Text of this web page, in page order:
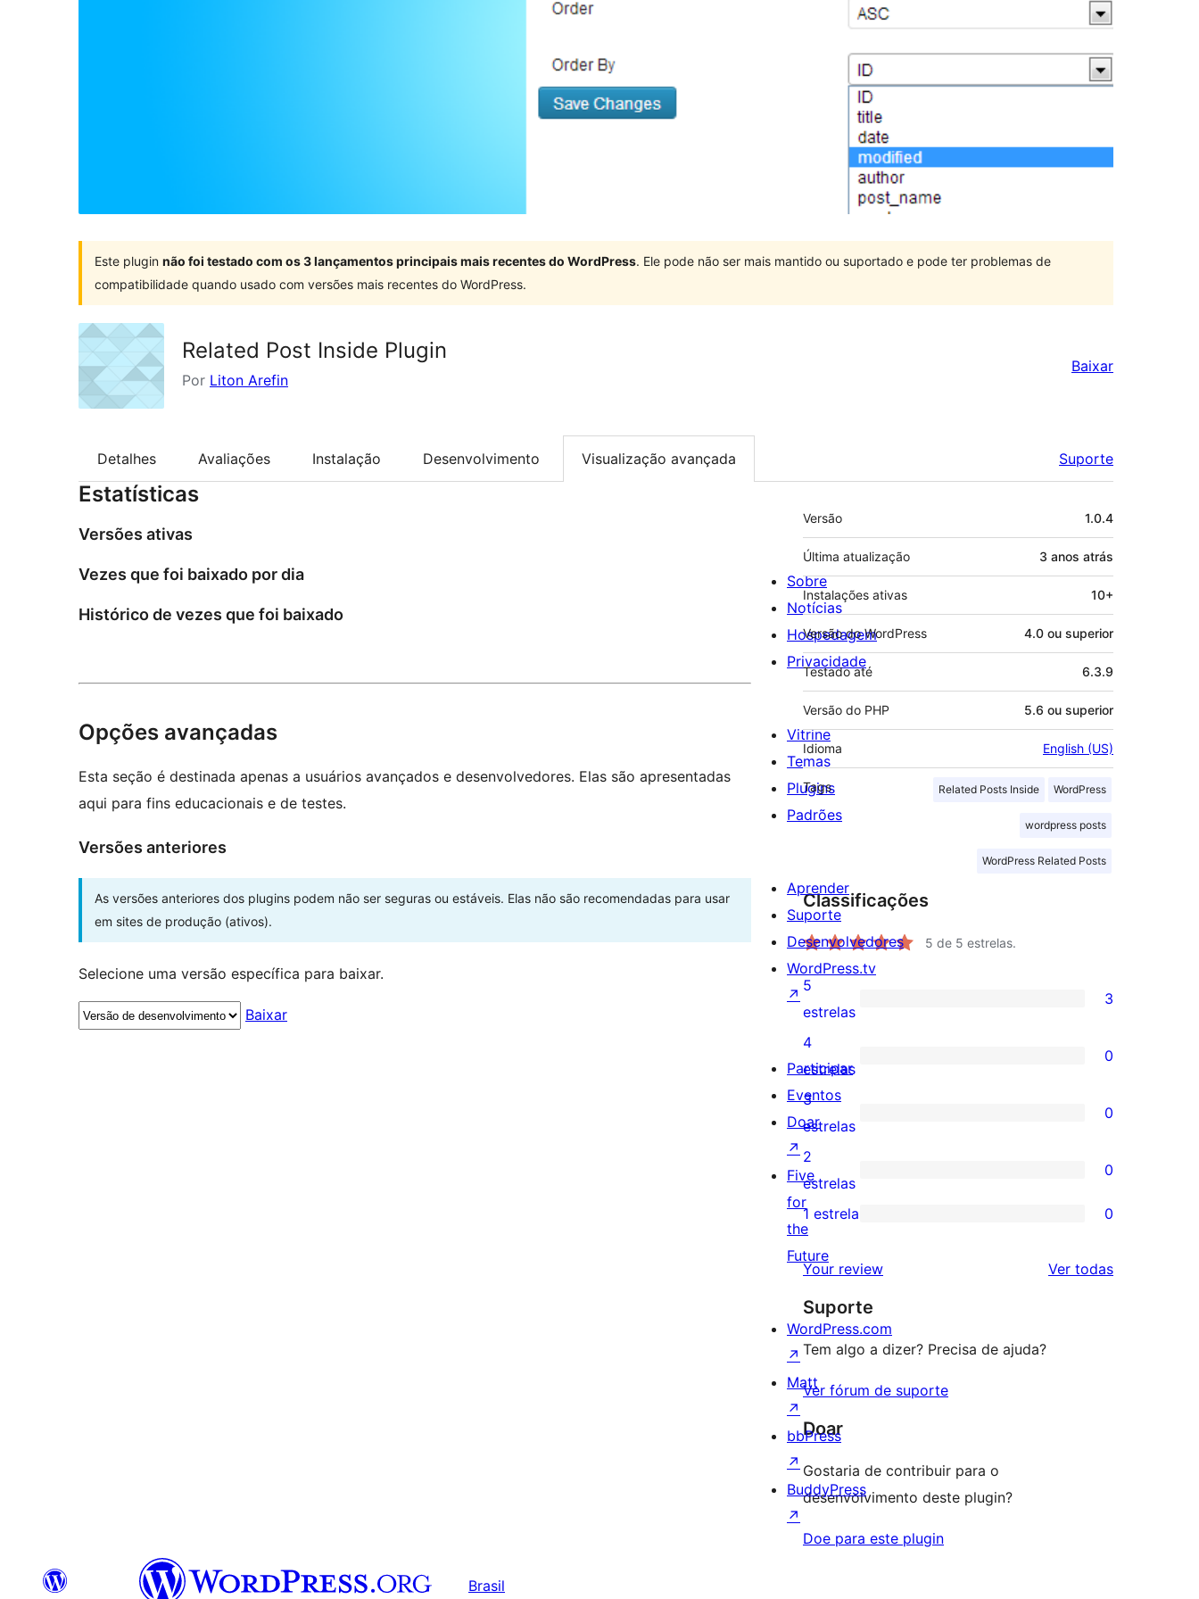
Este plugin não foi testado com os 3 lançamentos principais mais recentes do WordPress. Ele pode não ser mais mantido ou suportado e pode ter problemas de
compatibilidade quando usado com versões mais recentes do WordPress.
Related Post Inside Plugin
Por Liton Arefin
Baixar
Detalhes Avaliações Instalação Desenvolvimento Visualização avançada Suporte
Estatísticas
Versões ativas
Vezes que foi baixado por dia
Histórico de vezes que foi baixado
Opções avançadas
Esta seção é destinada apenas a usuários avançados e desenvolvedores. Elas são apresentadas
aqui para fins educacionais e de testes.
Versões anteriores
As versões anteriores dos plugins podem não ser seguras ou estáveis. Elas não são recomendadas para usar
em sites de produção (ativos).
Selecione uma versão específica para baixar.
Baixar
Meta
Versão 1.0.4
Última atualização 3 anos atrás
Instalações ativas 10+
Versão do WordPress 4.0 ou superior
Testado até 6.3.9
Versão do PHP 5.6 ou superior
Idioma English (US)
Tags Related Posts Inside WordPress
wordpress posts
WordPress Related Posts
Classificações
5 de 5 estrelas.
3
avaliações
com
5
estrelas
5
estrelas
3
0
avaliação
com
4
estrela
4
estrelas
0
0
avaliação
com
3
estrela
3
estrelas
0
0
avaliação
com
2
2
estrelas
0
0
avaliação
com
1
estrela
1 estrela 0
Your review Ver todasavaliações
Suporte
Tem algo a dizer? Precisa de ajuda?
Ver fórum de suporte
Doar
Gostaria de contribuir para o
desenvolvimento deste plugin?
Doe para este plugin
Sobre
Notícias
Hospedagem
Privacidade
Vitrine
Temas
Plugins
Padrões
Aprender
Suporte
Desenvolvedores
WordPress.tv
↗
Participar
Eventos
Doar
↗
Five
for
the
Future
WordPress.com
↗
Matt
↗
bbPress
↗
BuddyPress
↗
Brasil